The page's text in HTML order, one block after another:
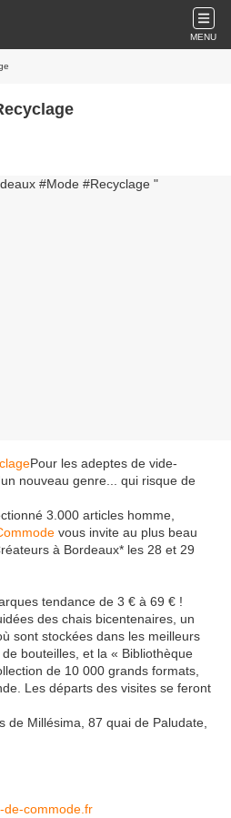
MENU
Pour les adeptes de vide-
nouveau genre... qui risque de
3.000 articles homme,
vous invite au plus beau
à Bordeaux* les 28 et 29
tendance de 3 € à 69 € !
des chais bicentenaires, un
sont stockées dans les meilleurs
bouteilles, et la « Bibliothèque
de 10 000 grands formats,
Les départs des visites se feront
de Millésima, 87 quai de Paludate,
de-commode.fr